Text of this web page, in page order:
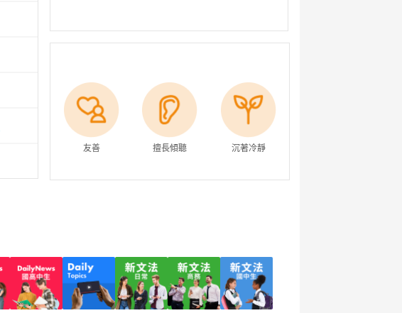
友善 擅長傾聽 沉著冷靜